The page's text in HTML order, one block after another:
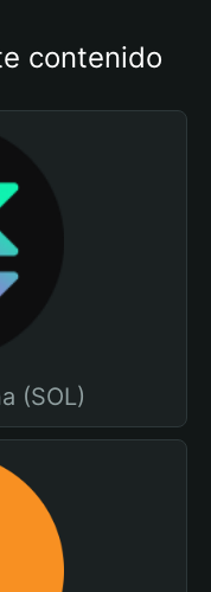
contenido
(SOL)